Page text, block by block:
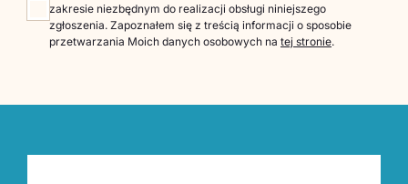
zakresie niezbędnym do realizacji obsługi niniejszego
zgłoszenia. Zapoznałem się z treścią informacji o sposobie
przetwarzania Moich danych osobowych na tej stronie.